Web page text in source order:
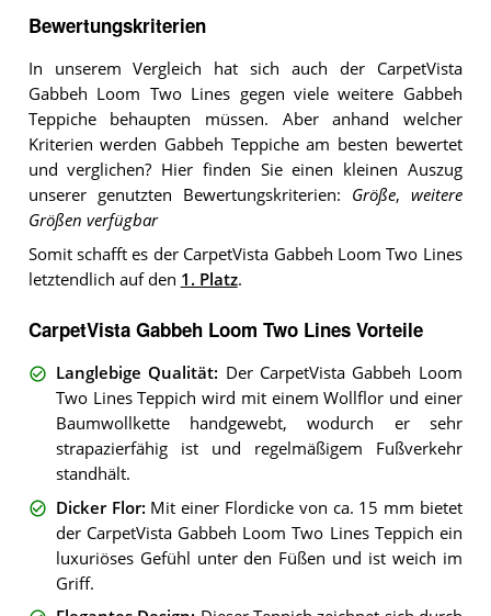
Bewertungskriterien
In unserem Vergleich hat sich auch der CarpetVista
Gabbeh Loom Two Lines gegen viele weitere Gabbeh
Teppiche behaupten müssen. Aber anhand welcher
Kriterien werden Gabbeh Teppiche am besten bewertet
und verglichen? Hier finden Sie einen kleinen Auszug
unserer genutzten Bewertungskriterien: Größe, weitere
Größen verfügbar
Somit schafft es der CarpetVista Gabbeh Loom Two Lines
letztendlich auf den 1. Platz.
CarpetVista Gabbeh Loom Two Lines Vorteile
Langlebige Qualität: Der CarpetVista Gabbeh Loom
Two Lines Teppich wird mit einem Wollflor und einer
Baumwollkette handgewebt, wodurch er sehr
strapazierfähig ist und regelmäßigem Fußverkehr
standhält.
Dicker Flor: Mit einer Flordicke von ca. 15 mm bietet
der CarpetVista Gabbeh Loom Two Lines Teppich ein
luxuriöses Gefühl unter den Füßen und ist weich im
Griff.